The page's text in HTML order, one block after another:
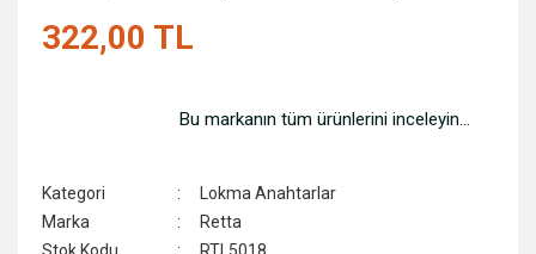
322,00 TL
Bu markanın tüm ürünlerini inceleyin...
Kategori
Lokma Anahtarlar
Marka
Retta